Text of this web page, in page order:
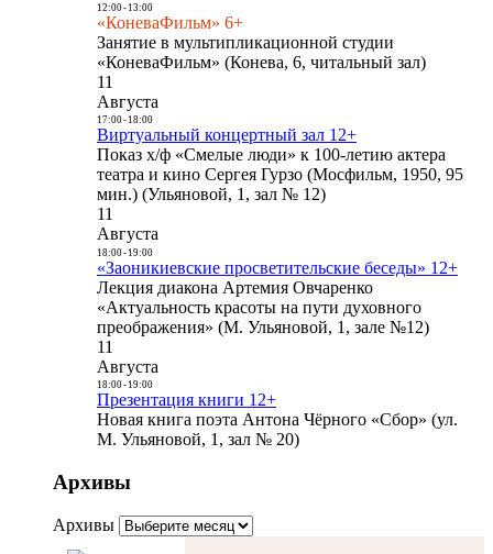
12:00- 13:00
«КоневаФильм» 6+
Занятие в мультипликационной студии
«КоневаФильм» (Конева, 6, читальный зал)
11
Августа
17:00- 18:00
Виртуальный концертный зал 12+
Показ х/ф «Смелые люди» к 100-летию актера
театра и кино Сергея Гурзо (Мосфильм, 1950, 95
мин.) (Ульяновой, 1, зал № 12)
11
Августа
18:00- 19:00
«Заоникиевские просветительские беседы» 12+
Лекция диакона Артемия Овчаренко
«Актуальность красоты на пути духовного
преображения» (М. Ульяновой, 1, зале №12)
11
Августа
18:00- 19:00
Презентация книги 12+
Новая книга поэта Антона Чёрного «Сбор» (ул.
М. Ульяновой, 1, зал № 20)
Архивы
Архивы